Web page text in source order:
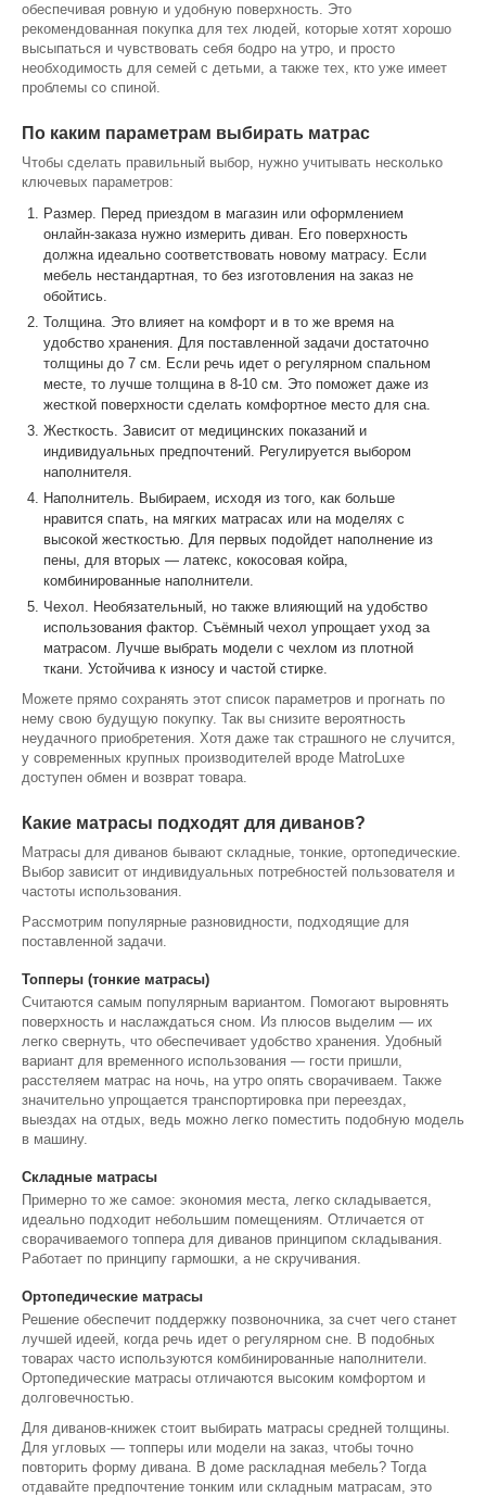
обеспечивая ровную и удобную поверхность. Это
рекомендованная покупка для тех людей, которые хотят хорошо
высыпаться и чувствовать себя бодро на утро, и просто
необходимость для семей с детьми, а также тех, кто уже имеет
проблемы со спиной.
По каким параметрам выбирать матрас
Чтобы сделать правильный выбор, нужно учитывать несколько
ключевых параметров:
Размер. Перед приездом в магазин или оформлением
онлайн-заказа нужно измерить диван. Его поверхность
должна идеально соответствовать новому матрасу. Если
мебель нестандартная, то без изготовления на заказ не
обойтись.
Толщина. Это влияет на комфорт и в то же время на
удобство хранения. Для поставленной задачи достаточно
толщины до 7 см. Если речь идет о регулярном спальном
месте, то лучше толщина в 8-10 см. Это поможет даже из
жесткой поверхности сделать комфортное место для сна.
Жесткость. Зависит от медицинских показаний и
индивидуальных предпочтений. Регулируется выбором
наполнителя.
Наполнитель. Выбираем, исходя из того, как больше
нравится спать, на мягких матрасах или на моделях с
высокой жесткостью. Для первых подойдет наполнение из
пены, для вторых — латекс, кокосовая койра,
комбинированные наполнители.
Чехол. Необязательный, но также влияющий на удобство
использования фактор. Съёмный чехол упрощает уход за
матрасом. Лучше выбрать модели с чехлом из плотной
ткани. Устойчива к износу и частой стирке.
Можете прямо сохранять этот список параметров и прогнать по
нему свою будущую покупку. Так вы снизите вероятность
неудачного приобретения. Хотя даже так страшного не случится,
у современных крупных производителей вроде MatroLuxe
доступен обмен и возврат товара.
Какие матрасы подходят для диванов?
Матрасы для диванов бывают складные, тонкие, ортопедические.
Выбор зависит от индивидуальных потребностей пользователя и
частоты использования.
Рассмотрим популярные разновидности, подходящие для
поставленной задачи.
Топперы (тонкие матрасы)
Считаются самым популярным вариантом. Помогают выровнять
поверхность и наслаждаться сном. Из плюсов выделим — их
легко свернуть, что обеспечивает удобство хранения. Удобный
вариант для временного использования — гости пришли,
расстеляем матрас на ночь, на утро опять сворачиваем. Также
значительно упрощается транспортировка при переездах,
выездах на отдых, ведь можно легко поместить подобную модель
в машину.
Складные матрасы
Примерно то же самое: экономия места, легко складывается,
идеально подходит небольшим помещениям. Отличается от
сворачиваемого топпера для диванов принципом складывания.
Работает по принципу гармошки, а не скручивания.
Ортопедические матрасы
Решение обеспечит поддержку позвоночника, за счет чего станет
лучшей идеей, когда речь идет о регулярном сне. В подобных
товарах часто используются комбинированные наполнители.
Ортопедические матрасы отличаются высоким комфортом и
долговечностью.
Для диванов-книжек стоит выбирать матрасы средней толщины.
Для угловых — топперы или модели на заказ, чтобы точно
повторить форму дивана. В доме раскладная мебель? Тогда
отдавайте предпочтение тонким или складным матрасам, это